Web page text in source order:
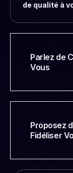
de qualité à
Parlez de
Vous
Proposez
Fidéliser